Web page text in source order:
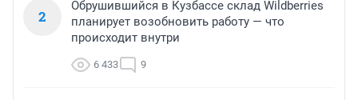
2
Обрушившийся в Кузбассе склад Wildberries
планирует возобновить работу — что
происходит внутри
6 433 9